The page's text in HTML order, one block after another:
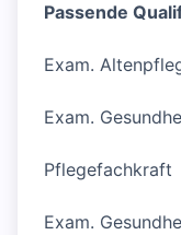
Passende
Exam.
Exam.
Pflegefachkraft
Exam.